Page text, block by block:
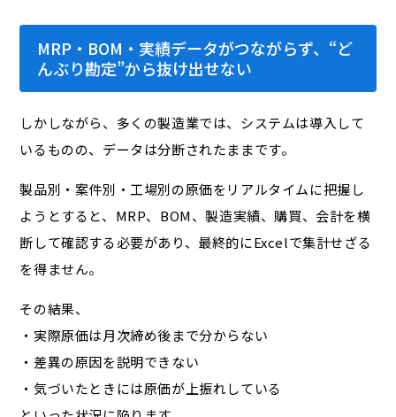
MRP・BOM・実績データがつながらず、“ど
んぶり勘定”から抜け出せない
しかしながら、多くの製造業では、システムは導入して
いるものの、データは分断されたままです。
製品別・案件別・工場別の原価をリアルタイムに把握し
ようとすると、MRP、BOM、製造実績、購買、会計を横
断して確認する必要があり、最終的にExcelで集計せざる
を得ません。
その結果、
・実際原価は月次締め後まで分からない
・差異の原因を説明できない
・気づいたときには原価が上振れしている